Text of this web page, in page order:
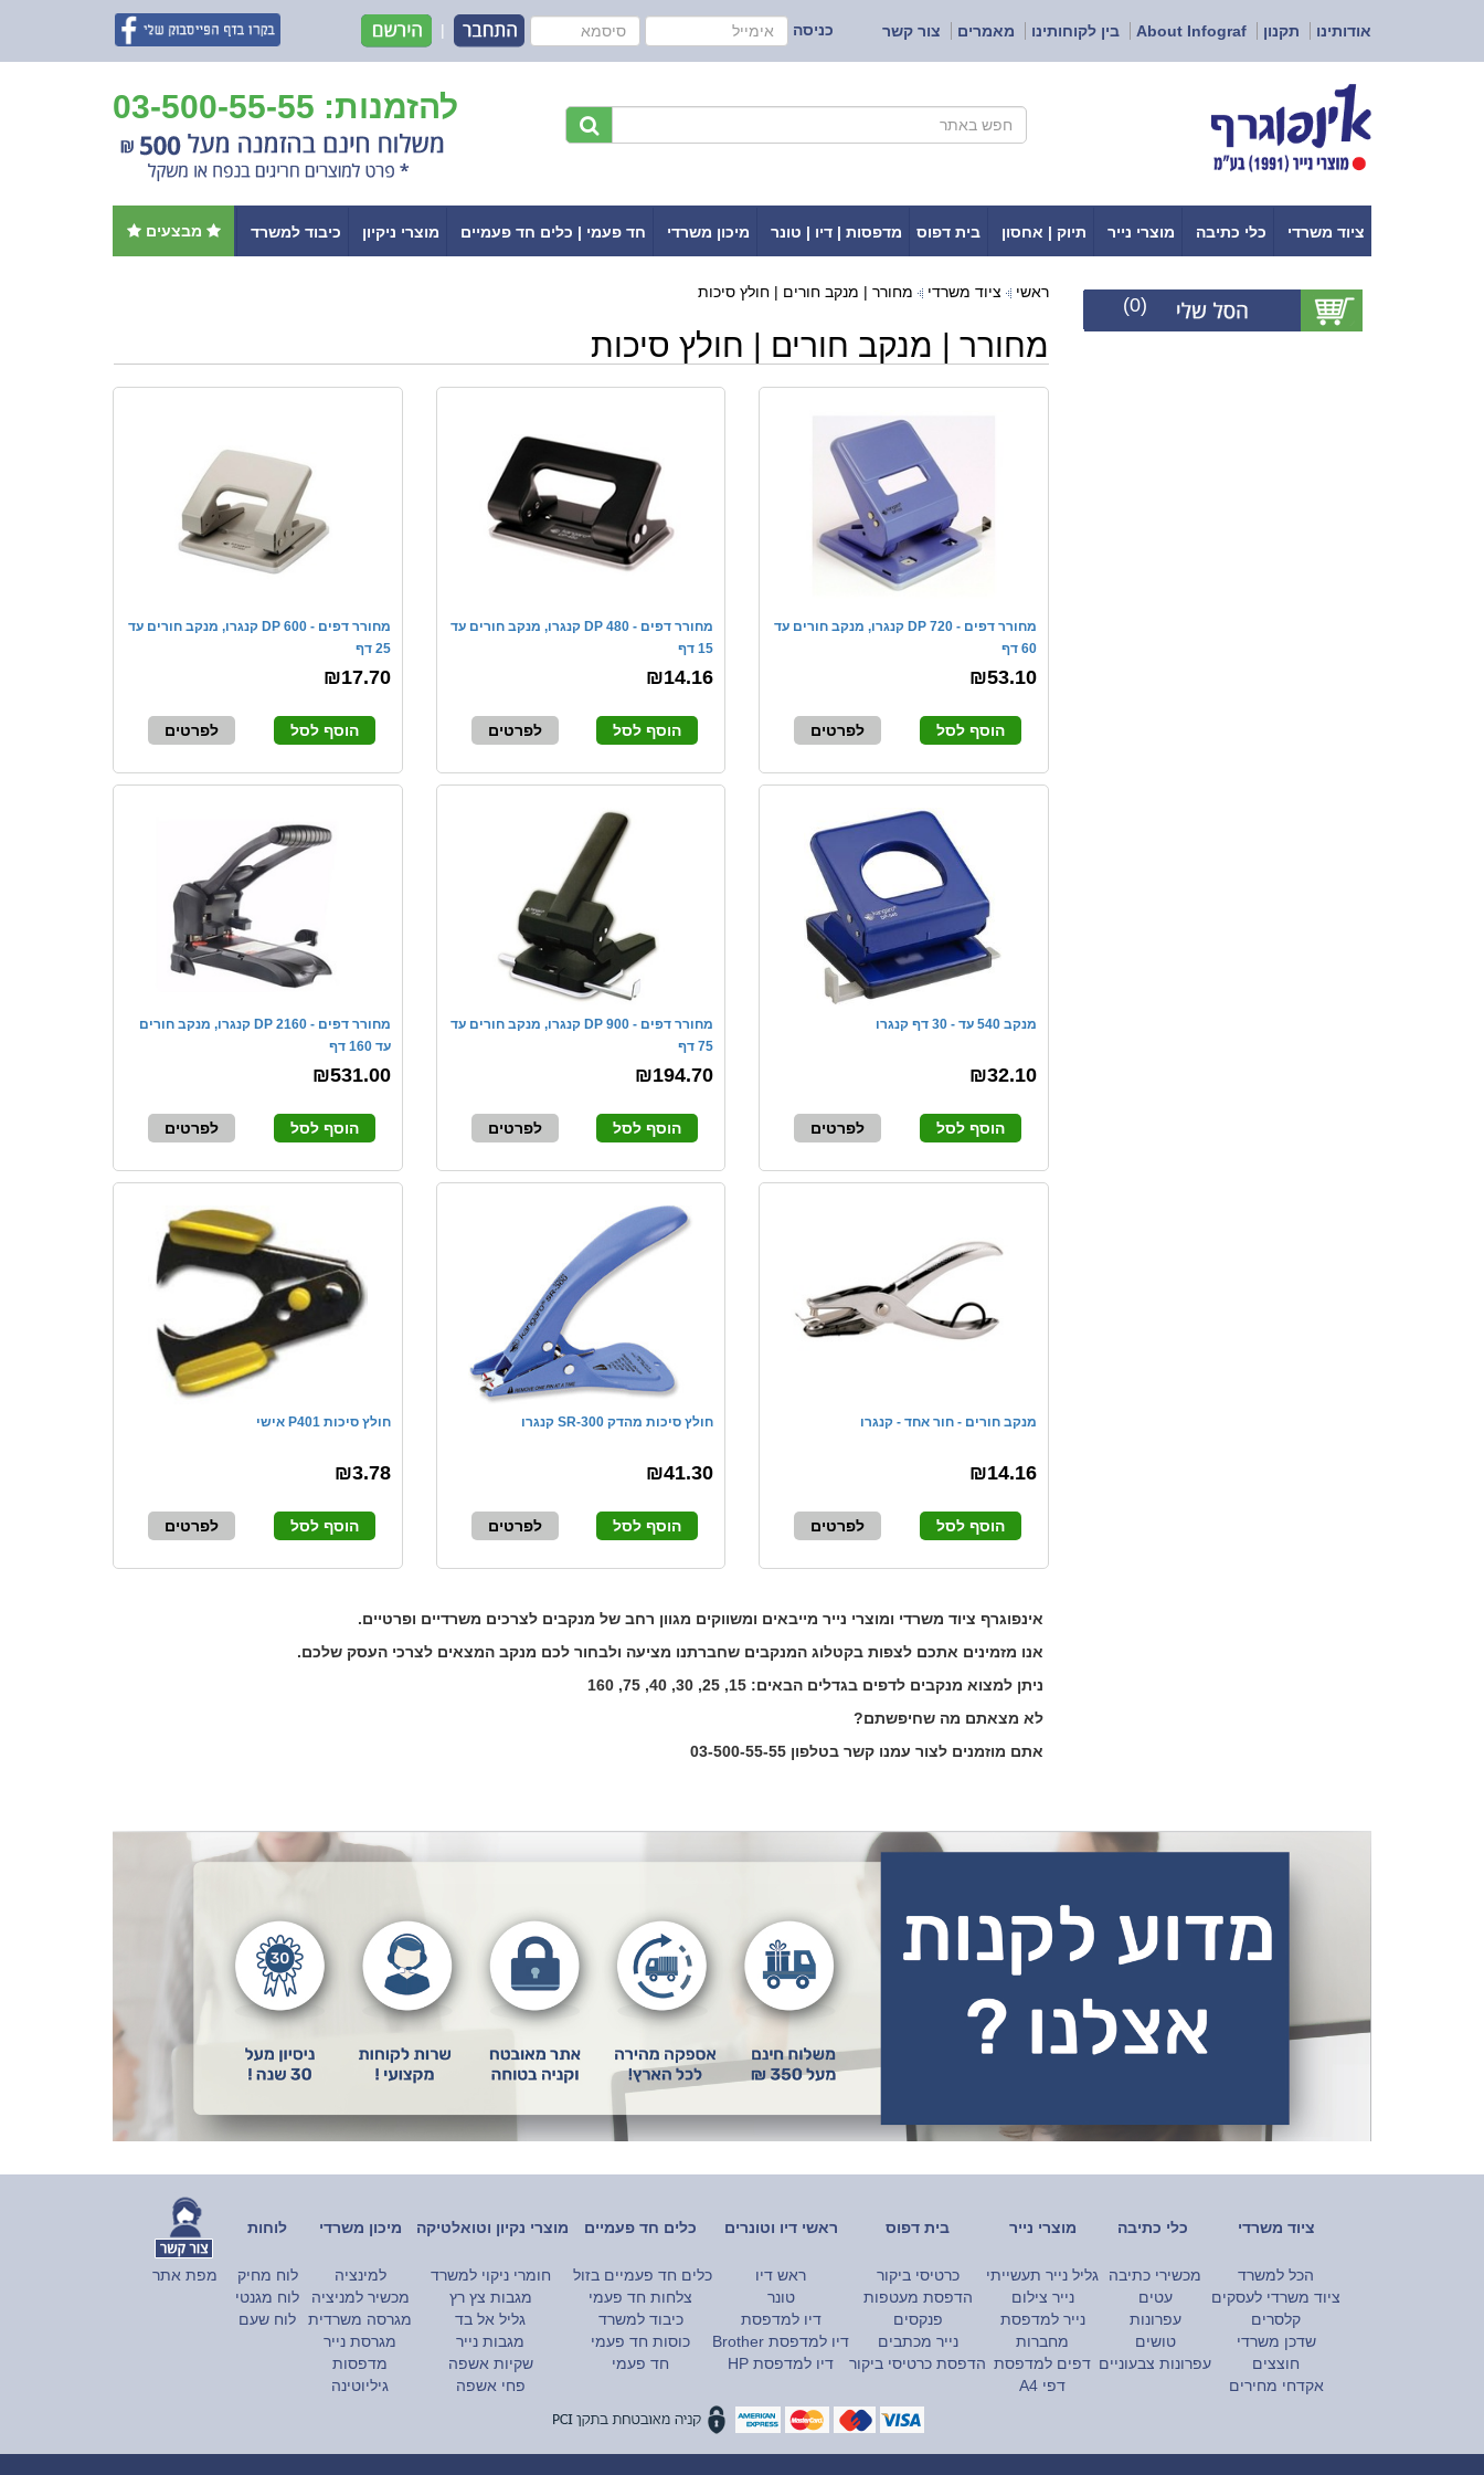
כניסה | אודותינו תקנון About Infograf בין לקוחותינו מאמרים צור קשר
להזמנות: 03-500-55-55
ציוד משרדי כלי כתיבה מוצרי נייר תיוק | אחסון בית דפוס מדפסות | דיו | טונר מיכון משרדי חד פעמי | כלים חד פעמיים מוצרי ניקיון כיבוד למשרד מבצעים
ראשי ציוד משרדי מחורר | מנקב חורים | חולץ סיכות
מחורר | מנקב חורים | חולץ סיכות
מחורר דפים - DP 720 קנגרו, מנקב חורים עד
60 דף
₪53.10
הוסף לסל לפרטים
מחורר דפים - DP 480 קנגרו, מנקב חורים עד
15 דף
₪14.16
הוסף לסל לפרטים
מחורר דפים - 600 DP קנגרו, מנקב חורים עד
25 דף
₪17.70
הוסף לסל לפרטים
מנקב 540 עד - 30 דף קנגרו
₪32.10
הוסף לסל לפרטים
מחורר דפים - DP 900 קנגרו, מנקב חורים עד
75 דף
₪194.70
הוסף לסל לפרטים
מחורר דפים - DP 2160 קנגרו, מנקב חורים
עד 160 דף
₪531.00
הוסף לסל לפרטים
מנקב חורים - חור אחד - קנגרו
₪14.16
הוסף לסל לפרטים
חולץ סיכות מהדק SR-300 קנגרו
₪41.30
הוסף לסל לפרטים
חולץ סיכות P401 אישי
₪3.78
הוסף לסל לפרטים
אינפוגרף ציוד משרדי ומוצרי נייר מייבאים ומשווקים מגוון רחב של מנקבים לצרכים משרדיים ופרטיים.
אנו מזמינים אתכם לצפות בקטלוג המנקבים שחברתנו מציעה ולבחור לכם מנקב המצאים לצרכי העסק שלכם.
ניתן למצוא מנקבים לדפים בגדלים הבאים: 15, 25, 30, 40, 75, 160
לא מצאתם מה שחיפשתם?
אתם מוזמנים לצור עמנו קשר בטלפון 03-500-55-55
(0)
ציוד משרדי כלי כתיבה מוצרי נייר בית דפוס ראשי דיו וטונרים כלים חד פעמיים מוצרי נקיון וטואלטיקה מיכון משרדי לוחות
הכל למשרד מכשירי כתיבה גליל נייר תעשייתי כרטיסי ביקור ראש דיו כלים חד פעמיים בזול חומרי ניקוי למשרד למינציה לוח מחיק
מפת אתר
ציוד משרדי לעסקים
עטים נייר צילום הדפסת מעטפות טונר צלחות חד פעמי מגבות צץ רץ מכשיר למניציה
לוח מגנטי
קלסרים
עפרונות נייר למדפסת פנקסים דיו למדפסת כיבוד למשרד גליל אל בד מגרסה משרדית
לוח שעם
שדכן משרדי
טושים מחברות נייר מכתבים דיו למדפסת Brother כוסות חד פעמי מגבות נייר
מגרסת נייר
חוצצים
עפרונות צבעוניים דפים למדפסת הדפסת כרטיסי ביקור דיו למדפסת HP חד פעמי שקיות אשפה
מדפסות
אקדחי מחירים
דפי A4 פחי אשפה גיליוטינה